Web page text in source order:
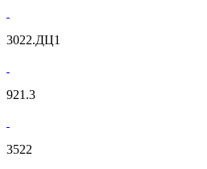
3022.ДЦ1
921.3
3522